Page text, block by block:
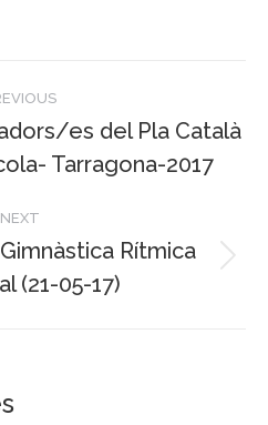
post:
es del Pla Català
Tarragona-2017
NEXT
post:
Rítmica
(21-05-17)